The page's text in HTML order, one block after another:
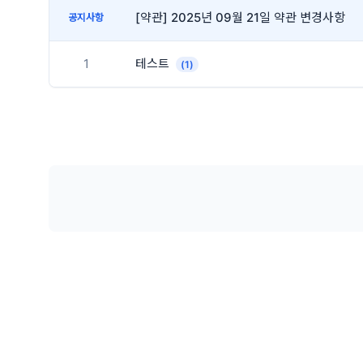
공지사항 [약관] 2025년 09월 21일 약관 변경사항
1 테스트 (1)